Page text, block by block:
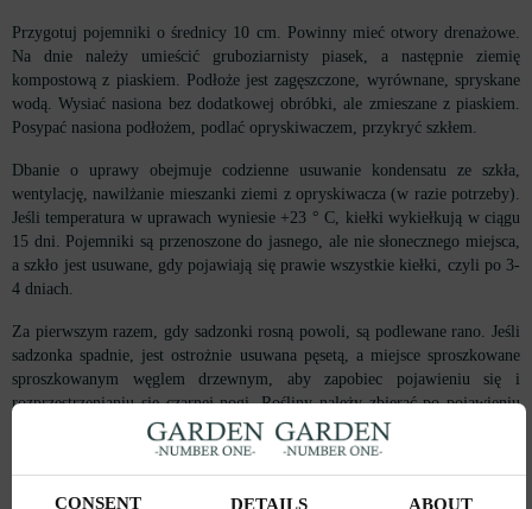
Przygotuj pojemniki o średnicy 10 cm. Powinny mieć otwory drenażowe.
Na dnie należy umieścić gruboziarnisty piasek, a następnie ziemię
kompostową z piaskiem. Podłoże jest zagęszczone, wyrównane, spryskane
wodą. Wysiać nasiona bez dodatkowej obróbki, ale zmieszane z piaskiem.
Posypać nasiona podłożem, podlać opryskiwaczem, przykryć szkłem.
Dbanie o uprawy obejmuje codzienne usuwanie kondensatu ze szkła,
wentylację, nawilżanie mieszanki ziemi z opryskiwacza (w razie potrzeby).
Jeśli temperatura w uprawach wyniesie +23 ° C, kiełki wykiełkują w ciągu
15 dni. Pojemniki są przenoszone do jasnego, ale nie słonecznego miejsca,
a szkło jest usuwane, gdy pojawiają się prawie wszystkie kiełki, czyli po 3-
4 dniach.
Za pierwszym razem, gdy sadzonki rosną powoli, są podlewane rano. Jeśli
sadzonka spadnie, jest ostrożnie usuwana pęsetą, a miejsce sproszkowane
sproszkowanym węglem drzewnym, aby zapobiec pojawieniu się i
rozprzestrzenianiu się czarnej nogi. Rośliny należy zbierać po pojawieniu
się dwóch prawdziwych liści.
CONSENT DETAILS ABOUT